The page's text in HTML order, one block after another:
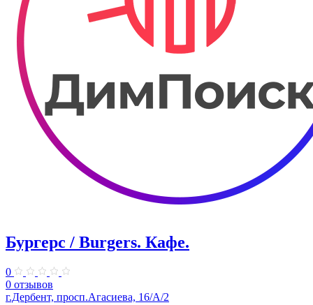
Бургерс / Burgers. Кафе.
0
0 отзывов
г.Дербент, ​просп.Агасиева, 16/А/2